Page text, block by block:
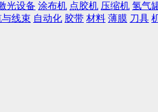
光设备 涂布机 点胶机 压缩机 氢气
线束 自动化 胶带 材料 薄膜 刀具